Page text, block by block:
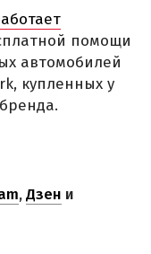
помощи
автомобилей
купленных у
,Дзен и